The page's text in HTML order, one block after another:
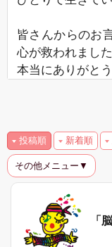
皆さんからのお
心が救われました
本当にありがと
投稿順 新着順
その他メニュー▼
「